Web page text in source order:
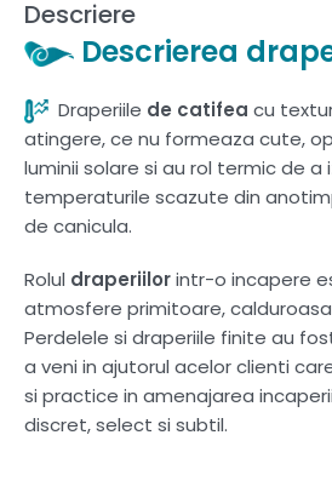
Descriere
Descrierea
Draperiile de catifea cu
atingere, ce nu formeaza cute,
luminii solare si au rol termic de
temperaturile scazute din
de canicula.
Rolul draperiilorintr-o incapere
atmosfere primitoare,
Perdelele si draperiile finite au
a veni in ajutorul acelor clienti
si practice in amenajarea
discret, select si subtil.